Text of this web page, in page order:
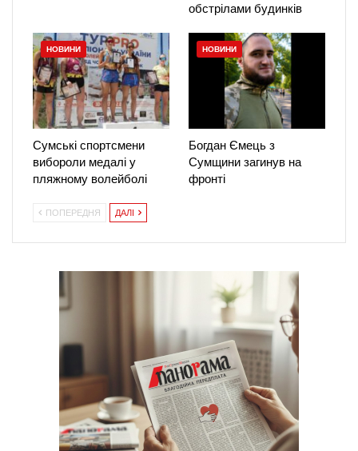
обстрілами будинків
НОВИНИ
Сумські спортсмени
вибороли медалі у
пляжному волейболі
НОВИНИ
Богдан Ємець з
Сумщини загинув на
фронті
ПОПЕРЕДНЯ ДАЛІ